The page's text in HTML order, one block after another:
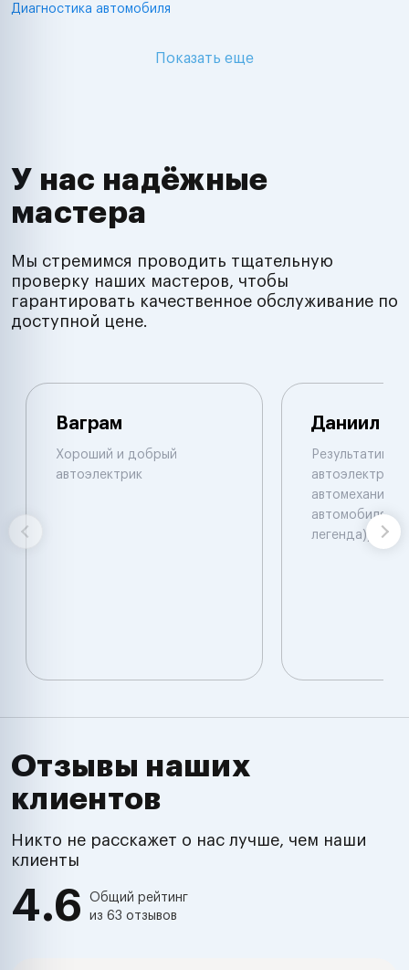
Диагностика автомобиля
Показать еще
У нас надёжные
мастера
Мы стремимся проводить тщательную
проверку наших мастеров, чтобы
гарантировать качественное обслуживание по
доступной цене.
Ваграм
Хороший и добрый
автоэлектрик
Даниил
автоэлектрик и
автомеханик
автомобилям.
легенда))
Отзывы наших
клиентов
Никто не расскажет о нас лучше, чем наши
клиенты
4.6
Общий рейтинг
из 63 отзывов